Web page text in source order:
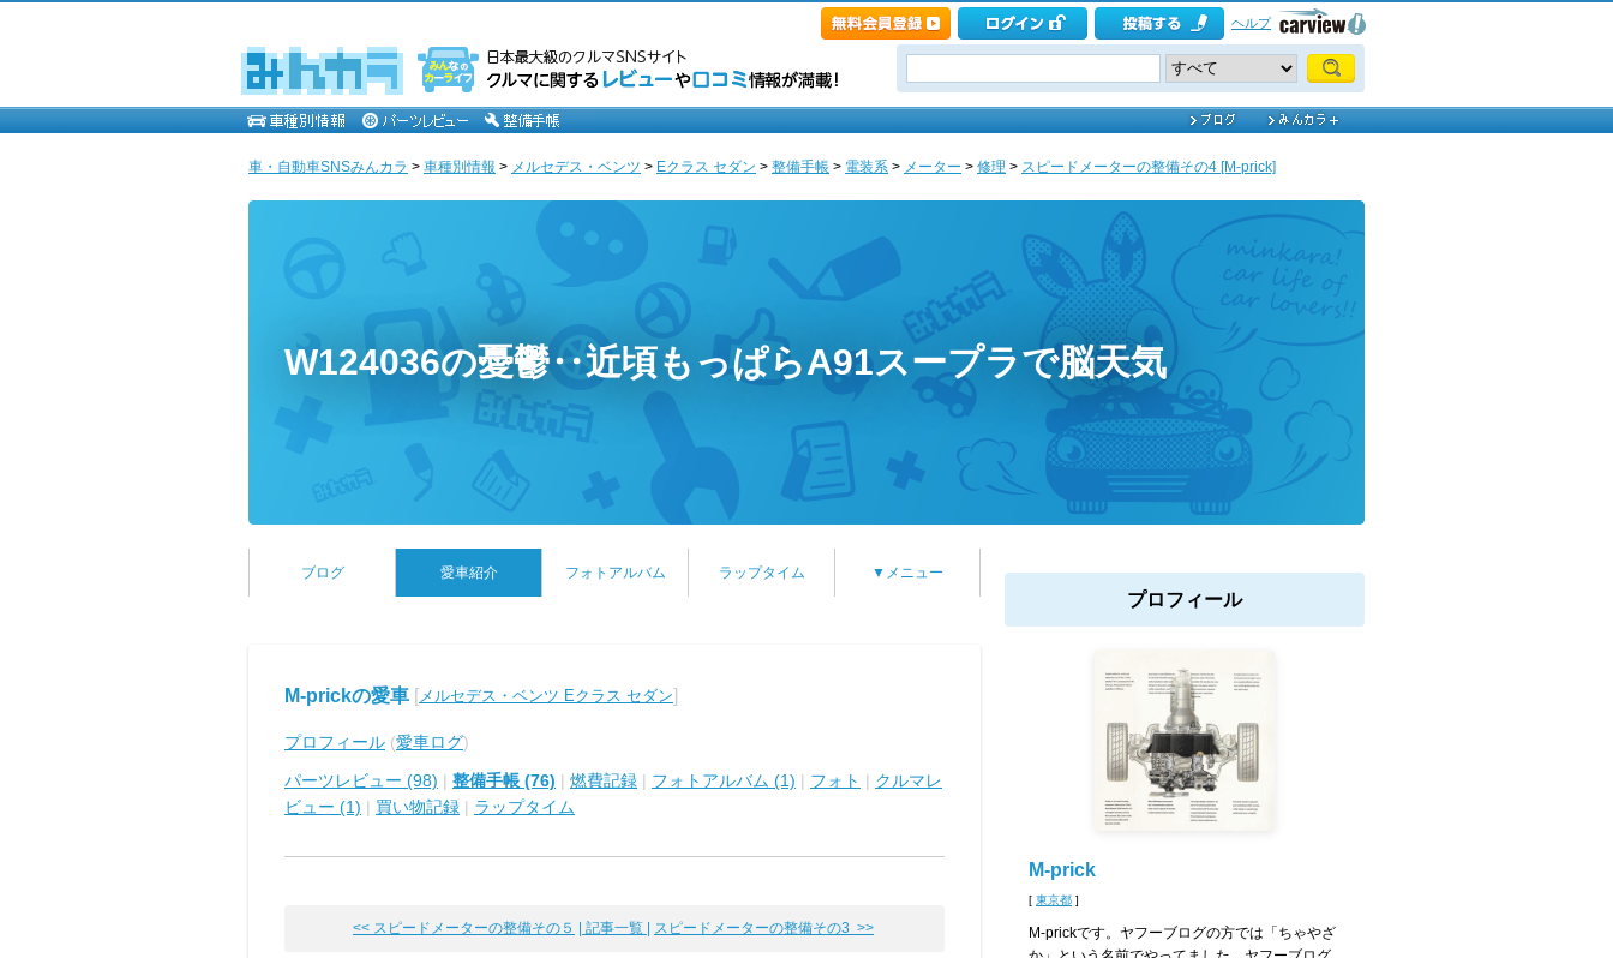
ヘルプ
車・自動車SNSみんカラ > 車種別情報 > メルセデス・ベンツ > Eクラス セダン > 整備手帳 > 電装系 > メーター > 修理 > スピードメーターの整備その4 [M-prick]
W124036の憂鬱‥近頃もっぱらA91スープラで脳天気
ブログ 愛車紹介 フォトアルバム ラップタイム ▼メニュー
M-prickの愛車 [メルセデス・ベンツ Eクラス セダン]
プロフィール (愛車ログ)
パーツレビュー (98) | 整備手帳 (76) | 燃費記録 | フォトアルバム (1) | フォト | クルマレ
ビュー (1) | 買い物記録 | ラップタイム
<< スピードメーターの整備その５ | 記事一覧 | スピードメーターの整備その3 >>
プロフィール
M-prick
[ 東京都 ]
M-prickです。ヤフーブログの方では「ちゃやざ